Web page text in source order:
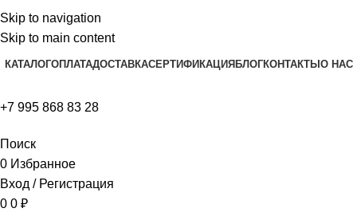
Skip to navigation
Skip to main content
КАТАЛОГОПЛАТАДОСТАВКАСЕРТИФИКАЦИЯ БЛОГКОНТАКТЫ О НАС
+7 995 868 83 28
Поиск
0 Избранное
Вход / Регистрация
0 0 ₽